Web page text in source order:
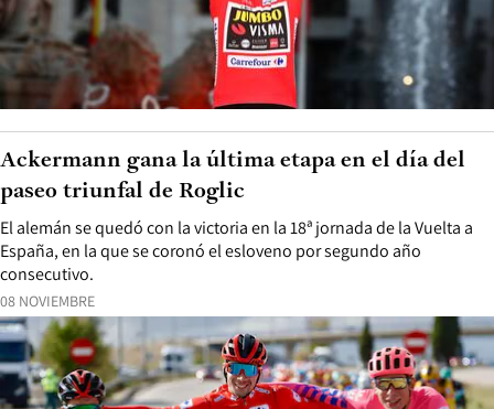
08 NOVIEMBRE
El alemán se quedó con la victoria en la 18ª jornada de la Vuelta a
España, en la que se coronó el esloveno por segundo año
consecutivo.
Ackermann gana la última etapa en el día del
paseo triunfal de Roglic